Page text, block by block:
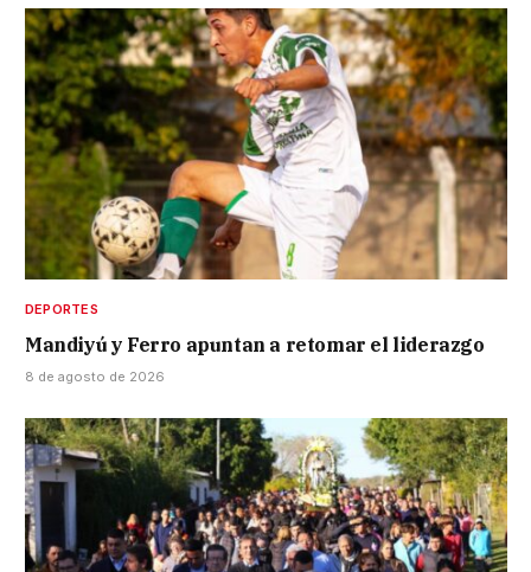
DEPORTES
Mandiyú y Ferro apuntan a retomar el liderazgo
8 de agosto de 2026